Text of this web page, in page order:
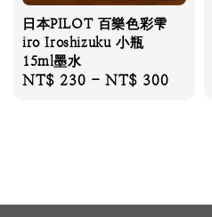
日本PILOT 百樂色彩雫
iro Iroshizuku 小瓶
15ml墨水
Regular
NT$ 230 -NT$ 300